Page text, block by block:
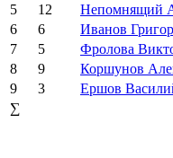
5
12 Непомнящий
6
6 Иванов
7
5 Фролова
8
9 Коршунов
9
3 Ершов
∑